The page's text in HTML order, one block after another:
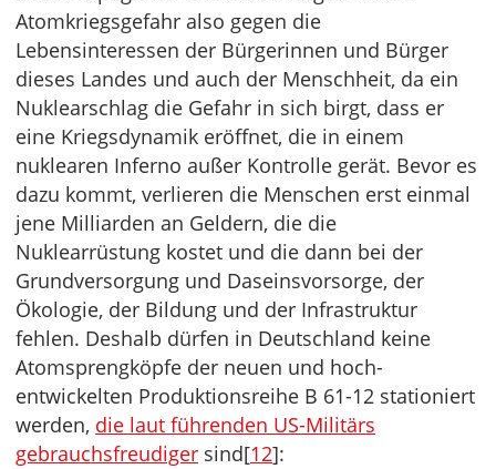
Atomkriegsgefahr also gegen die
Lebensinteressen der Bürgerinnen und Bürger
dieses Landes und auch der Menschheit, da ein
Nuklearschlag die Gefahr in sich birgt, dass er
eine Kriegsdynamik eröffnet, die in einem
nuklearen Inferno außer Kontrolle gerät. Bevor es
dazu kommt, verlieren die Menschen erst einmal
jene Milliarden an Geldern, die die
Nuklearrüstung kostet und die dann bei der
Grundversorgung und Daseinsvorsorge, der
Ökologie, der Bildung und der Infrastruktur
fehlen. Deshalb dürfen in Deutschland keine
Atomsprengköpfe der neuen und hoch-
entwickelten Produktionsreihe B 61-12 stationiert
werden, die laut führenden US-Militärs
gebrauchsfreudiger sind[12]: